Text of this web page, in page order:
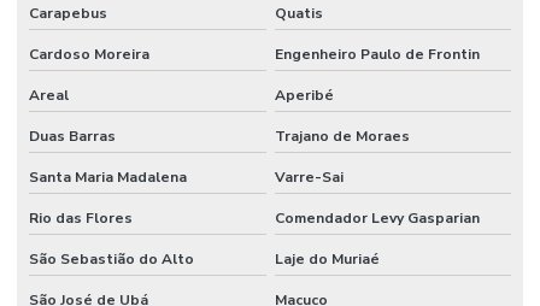
Carapebus Quatis
Cardoso Moreira Engenheiro Paulo de Frontin
Areal Aperibé
Duas Barras Trajano de Moraes
Santa Maria Madalena Varre-Sai
Rio das Flores Comendador Levy Gasparian
São Sebastião do Alto Laje do Muriaé
São José de Ubá Macuco